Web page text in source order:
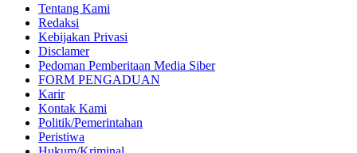
Tentang Kami
Redaksi
Kebijakan Privasi
Disclamer
Pedoman Pemberitaan Media Siber
FORM PENGADUAN
Karir
Kontak Kami
Politik/Pemerintahan
Peristiwa